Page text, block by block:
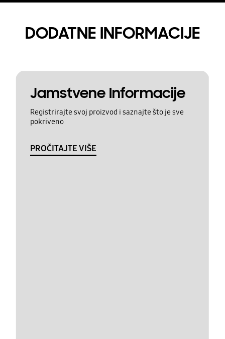
DODATNE INFORMACIJE
Jamstvene Informacije
Registrirajte svoj proizvod i saznajte što je sve
pokriveno
PROČITAJTE VIŠE